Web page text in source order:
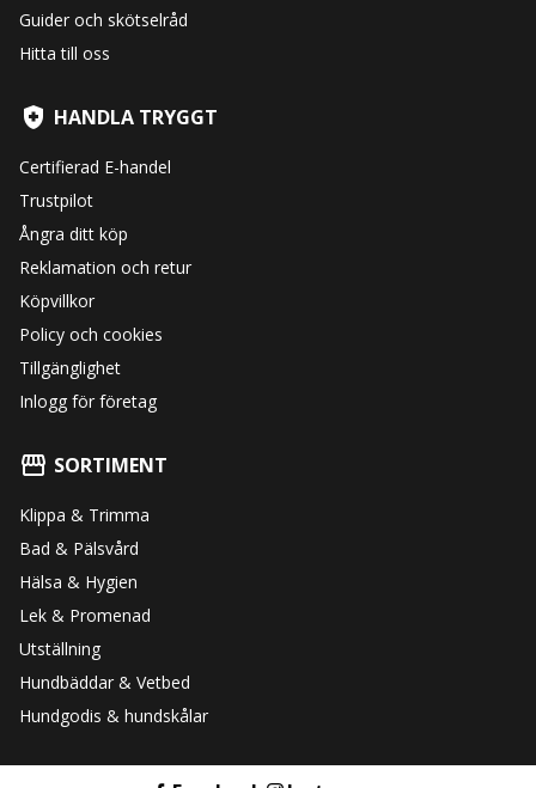
Guider och skötselråd
Hitta till oss
HANDLA TRYGGT
Certifierad E-handel
Trustpilot
Ångra ditt köp
Reklamation och retur
Köpvillkor
Policy och cookies
Tillgänglighet
Inlogg för företag
SORTIMENT
Klippa & Trimma
Bad & Pälsvård
Hälsa & Hygien
Lek & Promenad
Utställning
Hundbäddar & Vetbed
Hundgodis & hundskålar